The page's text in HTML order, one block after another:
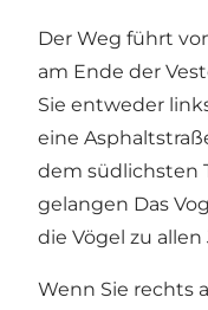
Der Weg führt
am Ende der
Sie entweder
eine
dem südlichsten
gelangen Das
die Vögel zu
Wenn Sie rechts